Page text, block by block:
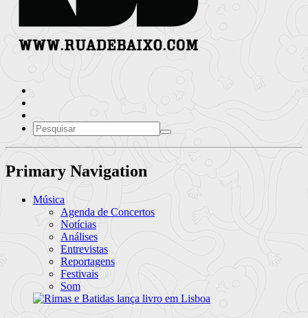
Primary Navigation
Música
Agenda de Concertos
Notícias
Análises
Entrevistas
Reportagens
Festivais
Som